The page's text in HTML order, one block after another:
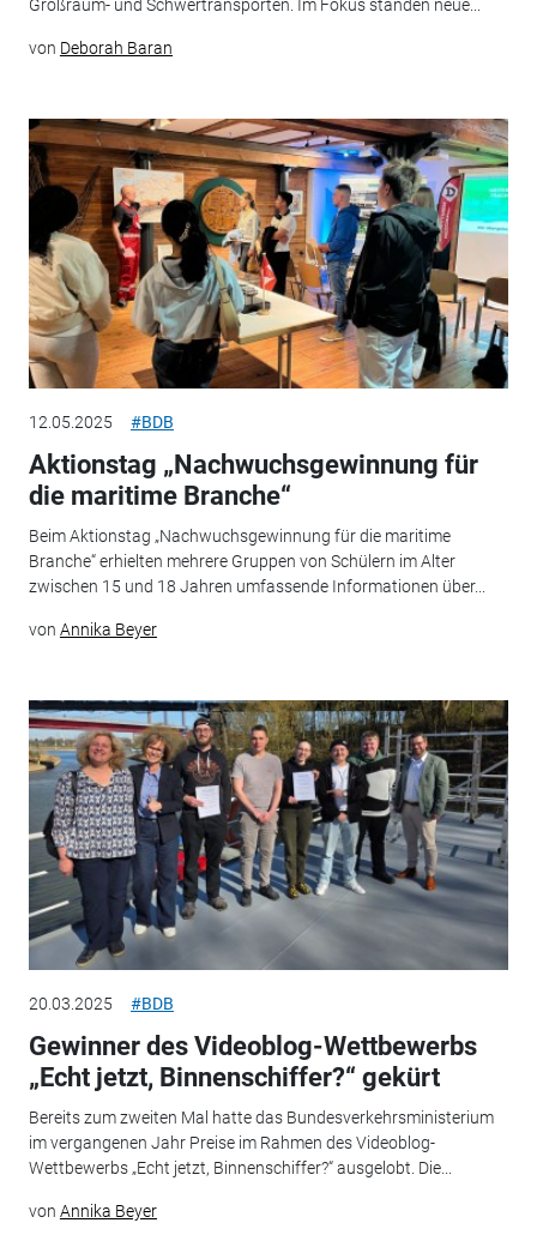
Großraum- und Schwertransporten. Im Fokus standen neue...
von Deborah Baran
12.05.2025 #BDB
Aktionstag „Nachwuchsgewinnung für
die maritime Branche“
Beim Aktionstag „Nachwuchsgewinnung für die maritime
Branche“ erhielten mehrere Gruppen von Schülern im Alter
zwischen 15 und 18 Jahren umfassende Informationen über...
von Annika Beyer
20.03.2025 #BDB
Gewinner des Videoblog-Wettbewerbs
„Echt jetzt, Binnenschiffer?“ gekürt
Bereits zum zweiten Mal hatte das Bundesverkehrsministerium
im vergangenen Jahr Preise im Rahmen des Videoblog-
Wettbewerbs „Echt jetzt, Binnenschiffer?“ ausgelobt. Die...
von Annika Beyer